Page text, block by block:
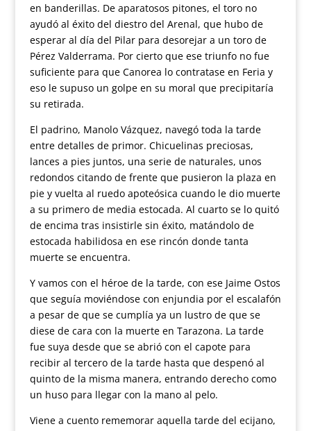
en banderillas. De aparatosos pitones, el toro no
ayudó al éxito del diestro del Arenal, que hubo de
esperar al día del Pilar para desorejar a un toro de
Pérez Valderrama. Por cierto que ese triunfo no fue
suficiente para que Canorea lo contratase en Feria y
eso le supuso un golpe en su moral que precipitaría
su retirada.
El padrino, Manolo Vázquez, navegó toda la tarde
entre detalles de primor. Chicuelinas preciosas,
lances a pies juntos, una serie de naturales, unos
redondos citando de frente que pusieron la plaza en
pie y vuelta al ruedo apoteósica cuando le dio muerte
a su primero de media estocada. Al cuarto se lo quitó
de encima tras insistirle sin éxito, matándolo de
estocada habilidosa en ese rincón donde tanta
muerte se encuentra.
Y vamos con el héroe de la tarde, con ese Jaime Ostos
que seguía moviéndose con enjundia por el escalafón
a pesar de que se cumplía ya un lustro de que se
diese de cara con la muerte en Tarazona. La tarde
fue suya desde que se abrió con el capote para
recibir al tercero de la tarde hasta que despenó al
quinto de la misma manera, entrando derecho como
un huso para llegar con la mano al pelo.
Viene a cuento rememorar aquella tarde del ecijano,